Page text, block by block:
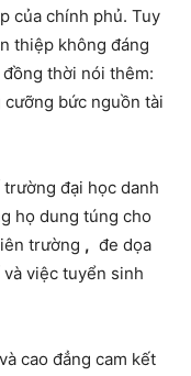
của chính phủ. Tuy
thiệp không đáng
thời nói thêm:
bức nguồn tài
đại học danh
họ dung túng cho
trường , đe dọa
việc tuyển sinh
cao đẳng cam kết